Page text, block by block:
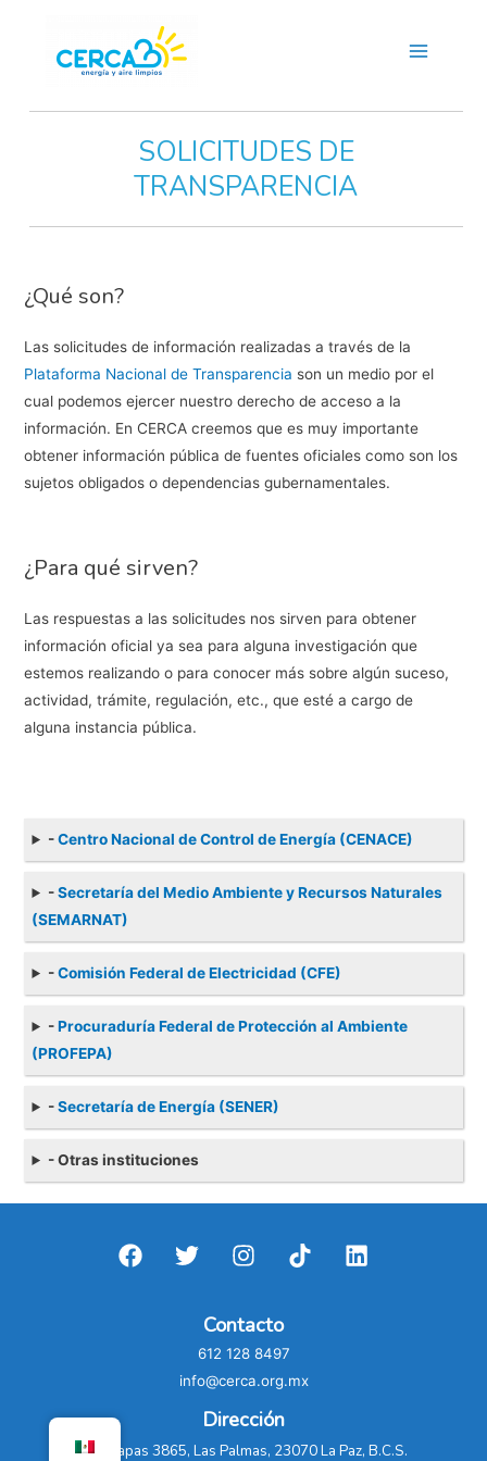
Menu
SOLICITUDES DE
TRANSPARENCIA
¿Qué son?
Las solicitudes de información realizadas a través de la
Plataforma Nacional de Transparencia son un medio por el
cual podemos ejercer nuestro derecho de acceso a la
información. En CERCA creemos que es muy importante
obtener información pública de fuentes oficiales como son los
sujetos obligados o dependencias gubernamentales.
¿Para qué sirven?
Las respuestas a las solicitudes nos sirven para obtener
información oficial ya sea para alguna investigación que
estemos realizando o para conocer más sobre algún suceso,
actividad, trámite, regulación, etc., que esté a cargo de
alguna instancia pública.
-Centro Nacional de Control de Energía (CENACE)
-Secretaría del Medio Ambiente y Recursos Naturales
(SEMARNAT)
-Comisión Federal de Electricidad (CFE)
-Procuraduría Federal de Protección al Ambiente
(PROFEPA)
-Secretaría de Energía (SENER)
- Otras instituciones
Contacto
612 128 8497
info@cerca.org.mx
Dirección
C. Chiapas 3865, Las Palmas, 23070 La Paz, B.C.S.